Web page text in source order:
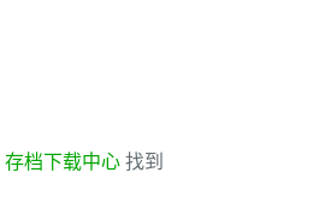
存档下载中心 找到